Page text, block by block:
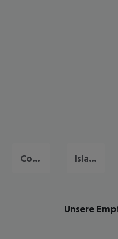
Conil de la Frontera Islantilla
Unsere